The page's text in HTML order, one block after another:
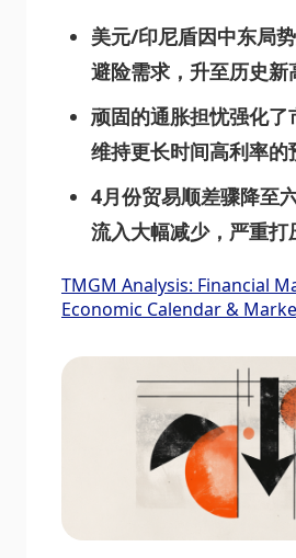
美元/印尼盾因中东局
避险需求，升至历史新
顽固的通胀担忧强化了
维持更长时间高利率的
4月份贸易顺差骤降至
流入大幅减少，严重打
TMGM Analysis: Financial
Economic Calendar &